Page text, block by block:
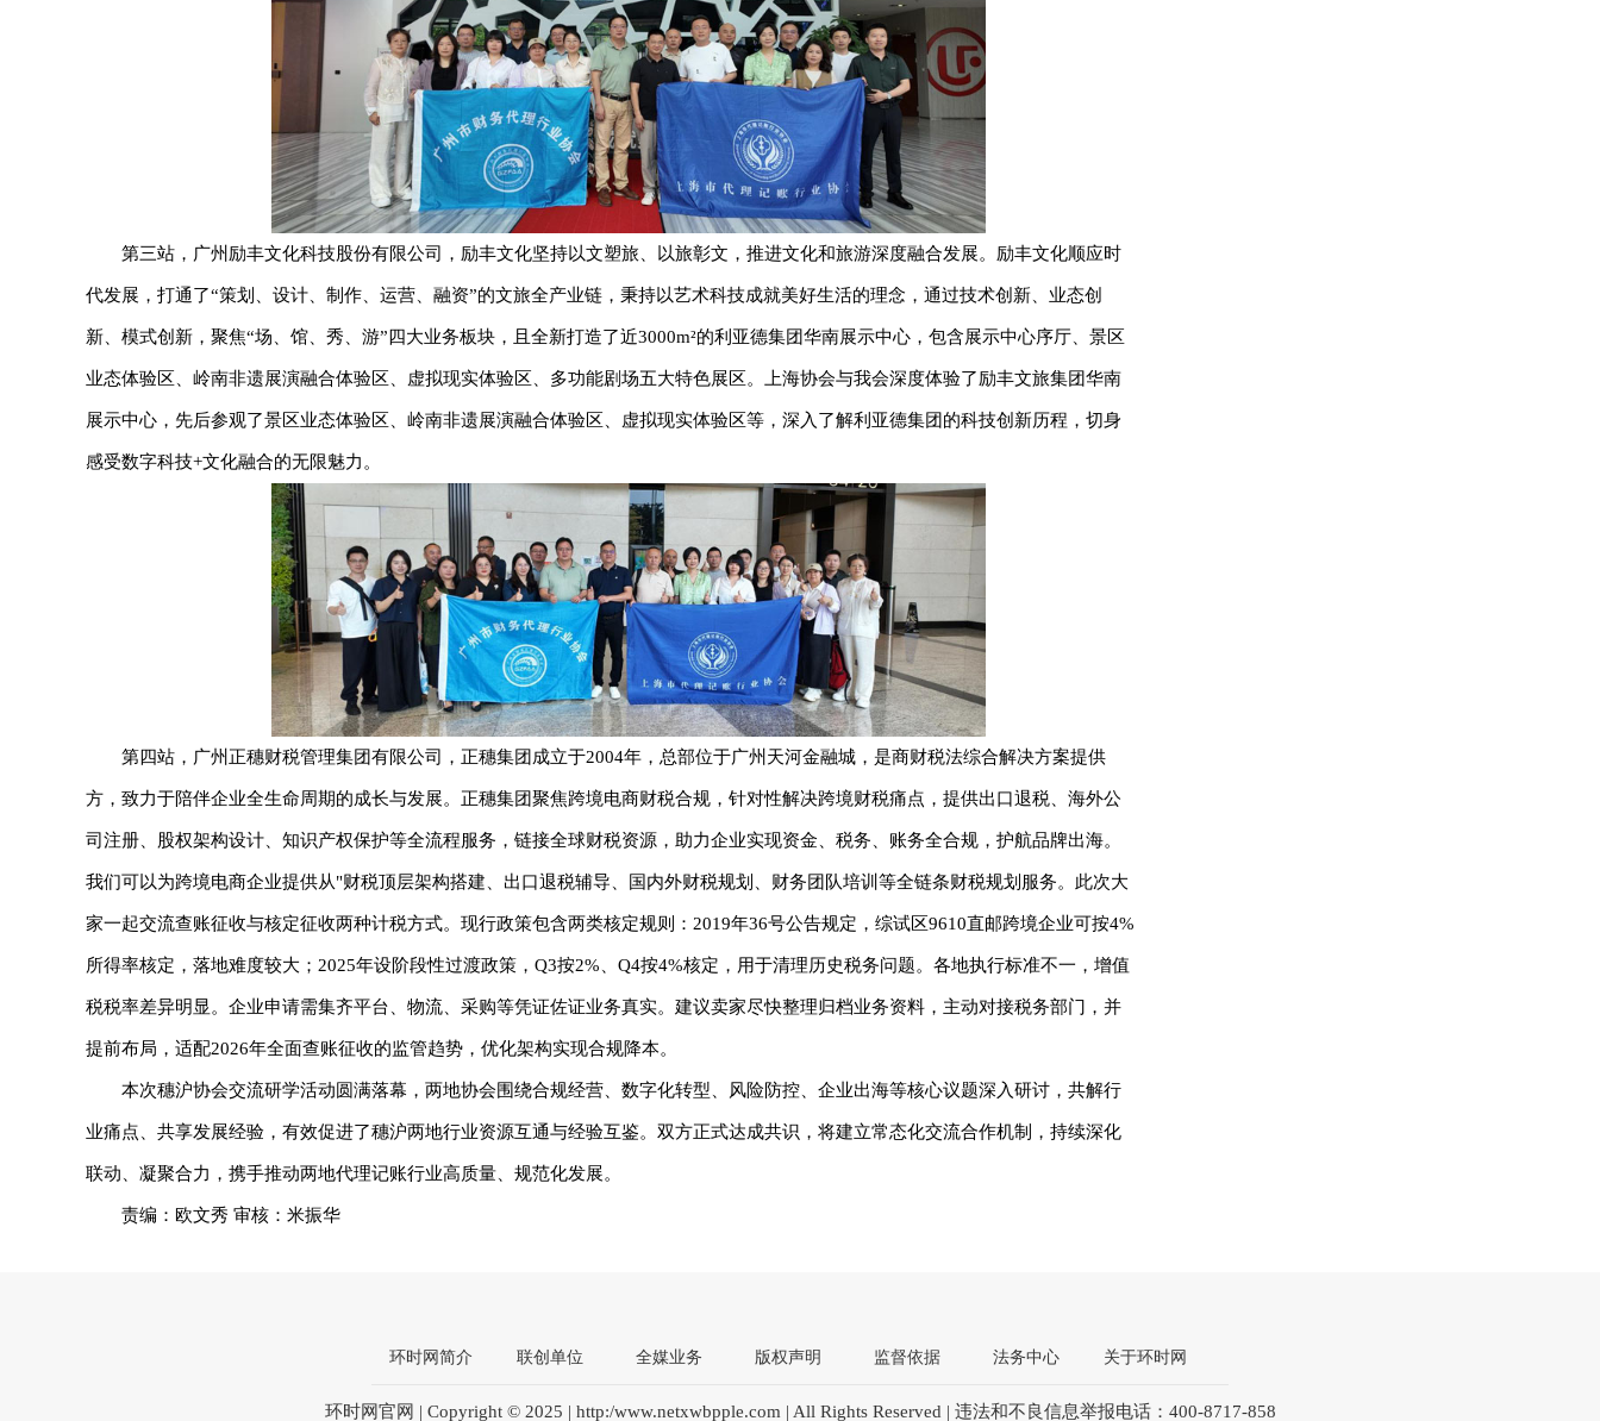
第三站，广州励丰文化科技股份有限公司，励丰文化坚持以文塑旅、以旅彰文，推进文化和旅游深度融合发展。励丰文化顺应时
代发展，打通了“策划、设计、制作、运营、融资”的文旅全产业链，秉持以艺术科技成就美好生活的理念，通过技术创新、业态创
新、模式创新，聚焦“场、馆、秀、游”四大业务板块，且全新打造了近3000m²的利亚德集团华南展示中心，包含展示中心序厅、景区
业态体验区、岭南非遗展演融合体验区、虚拟现实体验区、多功能剧场五大特色展区。上海协会与我会深度体验了励丰文旅集团华南
展示中心，先后参观了景区业态体验区、岭南非遗展演融合体验区、虚拟现实体验区等，深入了解利亚德集团的科技创新历程，切身
感受数字科技+文化融合的无限魅力。
第四站，广州正穗财税管理集团有限公司，正穗集团成立于2004年，总部位于广州天河金融城，是商财税法综合解决方案提供
方，致力于陪伴企业全生命周期的成长与发展。正穗集团聚焦跨境电商财税合规，针对性解决跨境财税痛点，提供出口退税、海外公
司注册、股权架构设计、知识产权保护等全流程服务，链接全球财税资源，助力企业实现资金、税务、账务全合规，护航品牌出海。
我们可以为跨境电商企业提供从"财税顶层架构搭建、出口退税辅导、国内外财税规划、财务团队培训等全链条财税规划服务。此次大
家一起交流查账征收与核定征收两种计税方式。现行政策包含两类核定规则：2019年36号公告规定，综试区9610直邮跨境企业可按4%
所得率核定，落地难度较大；2025年设阶段性过渡政策，Q3按2%、Q4按4%核定，用于清理历史税务问题。各地执行标准不一，增值
税税率差异明显。企业申请需集齐平台、物流、采购等凭证佐证业务真实。建议卖家尽快整理归档业务资料，主动对接税务部门，并
提前布局，适配2026年全面查账征收的监管趋势，优化架构实现合规降本。
本次穗沪协会交流研学活动圆满落幕，两地协会围绕合规经营、数字化转型、风险防控、企业出海等核心议题深入研讨，共解行
业痛点、共享发展经验，有效促进了穗沪两地行业资源互通与经验互鉴。双方正式达成共识，将建立常态化交流合作机制，持续深化
联动、凝聚合力，携手推动两地代理记账行业高质量、规范化发展。
责编：欧文秀 审核：米振华
环时网简介 联创单位 全媒业务 版权声明 监督依据 法务中心 关于环时网
环时网官网 | Copyright © 2025 | http:/www.netxwbpple.com | All Rights Reserved | 违法和不良信息举报电话：400-8717-858